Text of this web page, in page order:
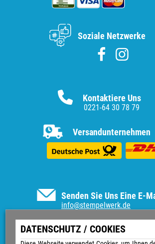
DATENSCHUTZ / COOKIES
Senden Sie Uns Eine E-
info@stempelwerk.de
Informationen
Kontaktiere Uns
0221-64 30 78 79
Versandunternehmen
Soziale Netzwerke